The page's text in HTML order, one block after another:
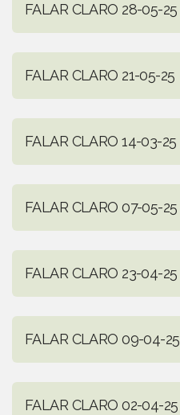
FALAR CLARO 28-05-25
FALAR CLARO 21-05-25
FALAR CLARO 14-03-25
FALAR CLARO 07-05-25
FALAR CLARO 23-04-25
FALAR CLARO 09-04-25
FALAR CLARO 02-04-25